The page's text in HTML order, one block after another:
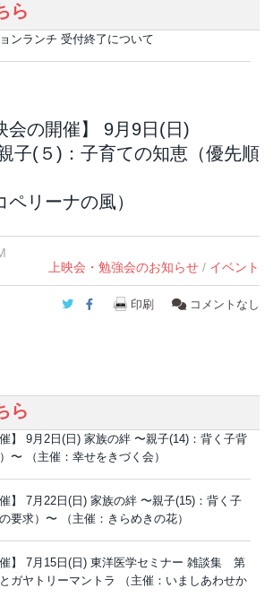
ら
ンランチ 受付終了について
会の開催】 9月9日(日)
子(５)：子育ての知恵（優先順
ペリーナの風）
上映会・勉強会のお知らせ / イベント
Twitter
Facebook
印刷 コメントなし
ら
】 9月2日(日) 家族の絆 〜親子(14)：背く子背
〜 （主催：幸せをきづく会）
】 7月22日(日) 家族の絆 〜親子(15)：背く子
要求）〜 （主催：きらめきの花）
催】 7月15日(日) 東洋医学セミナー 雑談集 第
ガヤトリーマントラ （主催：いましあわせか